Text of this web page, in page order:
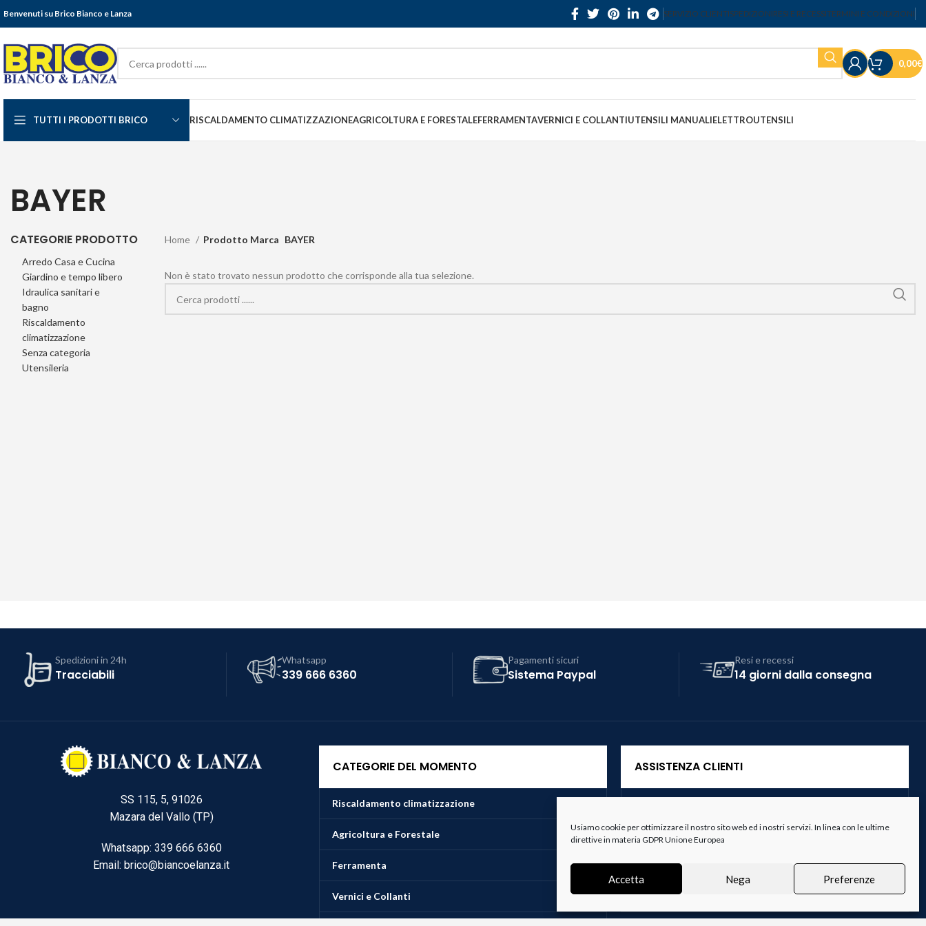
Usiamo cookie per ottimizzare il nostro sito web ed i nostri servizi. In linea con le ultime
direttive in materia GDPR Unione Europea
Accetta Nega Preferenze
Benvenuti su Brico Bianco e Lanza SERVIZIO CLIENTISPEDIZIONIRESI E RECESSITERMINI E CONDIZIONI
0,00€
TUTTI I PRODOTTI BRICO RISCALDAMENTO CLIMATIZZAZIONEAGRICOLTURA E FORESTALEFERRAMENTAVERNICI E COLLANTIUTENSILI MANUALIELETTROUTENSILI
BAYER
CATEGORIE PRODOTTO
Arredo Casa e Cucina
Giardino e tempo libero
Idraulica sanitari e
bagno
Riscaldamento
climatizzazione
Senza categoria
Utensileria
Home Prodotto Marca BAYER
Non è stato trovato nessun prodotto che corrisponde alla tua selezione.
Spedizioni in 24h
Tracciabili
Whatsapp
339 666 6360
Pagamenti sicuri
Sistema Paypal
Resi e recessi
14 giorni dalla consegna
SS 115, 5, 91026
Mazara del Vallo (TP)
Whatsapp: 339 666 6360
Email: brico@biancoelanza.it
CATEGORIE DEL MOMENTO
Riscaldamento climatizzazione
Agricoltura e Forestale
Ferramenta
Vernici e Collanti
ASSISTENZA CLIENTI
Spedizioni
Resi e Recessi
Termini e Condizioni